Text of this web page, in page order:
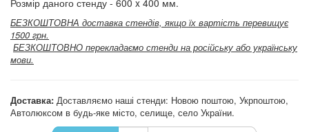
БЕЗКОШТОВНА доставка стендів, якщо їх вартість перевищує
1500 грн.
БЕЗКОШТОВНО перекладаємо стенди на російську або українську
мови.
Доставка: Доставляємо наші стенди: Новою поштою, Укрпоштою,
Автолюксом в будь-яке місто, селище, село України.